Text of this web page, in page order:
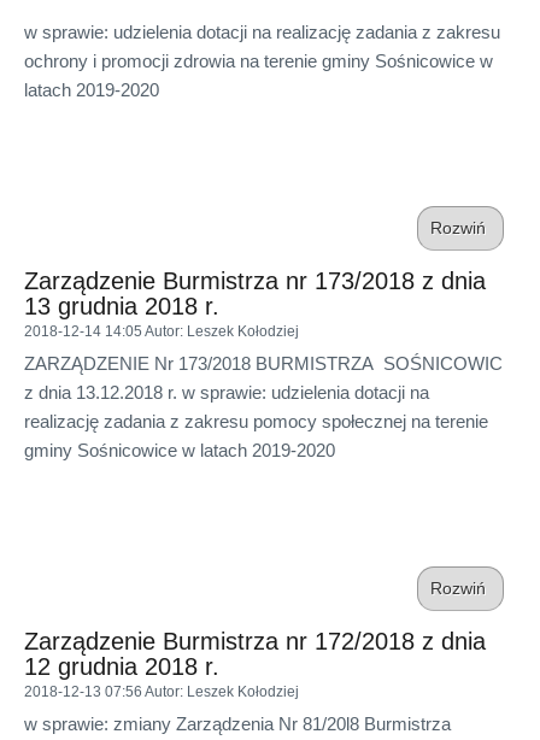
w sprawie: udzielenia dotacji na realizację zadania z zakresu
ochrony i promocji zdrowia na terenie gminy Sośnicowice w
latach 2019-2020
Rozwiń
Zarządzenie Burmistrza nr 173/2018 z dnia
13 grudnia 2018 r.
2018-12-14 14:05 Autor: Leszek Kołodziej
ZARZĄDZENIE Nr 173/2018 BURMISTRZA SOŚNICOWIC
z dnia 13.12.2018 r. w sprawie: udzielenia dotacji na
realizację zadania z zakresu pomocy społecznej na terenie
gminy Sośnicowice w latach 2019-2020
Rozwiń
Zarządzenie Burmistrza nr 172/2018 z dnia
12 grudnia 2018 r.
2018-12-13 07:56 Autor: Leszek Kołodziej
w sprawie: zmiany Zarządzenia Nr 81/20l8 Burmistrza